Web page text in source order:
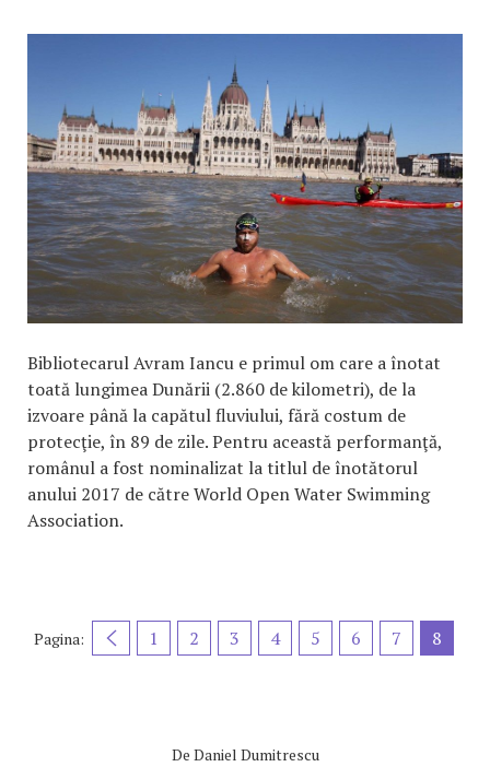
Bibliotecarul Avram Iancu e primul om care a înotat
toată lungimea Dunării (2.860 de kilometri), de la
izvoare până la capătul fluviului, fără costum de
protecţie, în 89 de zile. Pentru această performanţă,
românul a fost nominalizat la titlul de înotătorul
anului 2017 de către World Open Water Swimming
Association.
Pagina: 1 2 3 4 5 6 7 8
De Daniel Dumitrescu